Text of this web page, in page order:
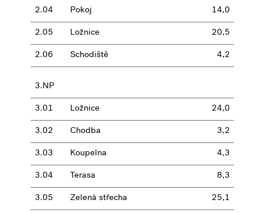
2.04 Pokoj 14,0
2.05 Ložnice 20,5
2.06 Schodiště 4,2
3.NP
3.01 Ložnice 24,0
3.02 Chodba 3,2
3.03 Koupelna 4,3
3.04 Terasa 8,3
3.05 Zelená střecha 25,1